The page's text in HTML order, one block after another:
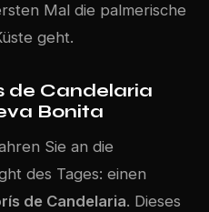
Mal die palmerische
geht.
de Candelaria
Bonita
Sie an die
des Tages: einen
de Candelaria. Dieses